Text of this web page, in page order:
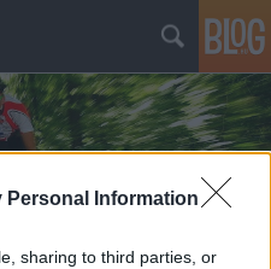
Personal Information
sharing to third parties, or